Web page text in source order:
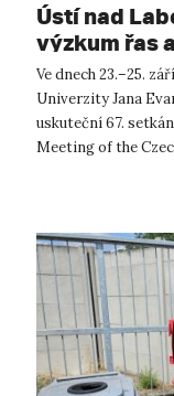
Ústí nad
výzkum řas
Ve dnech 23.–25.
Univerzity Jana
uskuteční 67.
Meeting of the